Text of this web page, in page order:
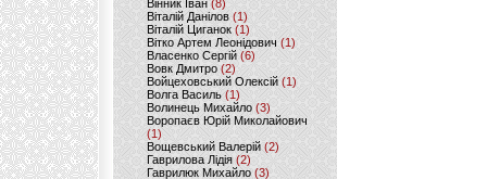
Вінник Іван (8)
Віталій Данілов (1)
Віталій Циганок (1)
Вітко Артем Леонідович(1)
Власенко Сергій (6)
Вовк Дмитро(2)
Войцеховський Олексій(1)
Волга Василь (1)
Волинець Михайло (3)
Воропаєв Юрій Миколайович
(1)
Вощевський Валерій(2)
Гаврилова Лідія (2)
Гаврилюк Михайло (3)